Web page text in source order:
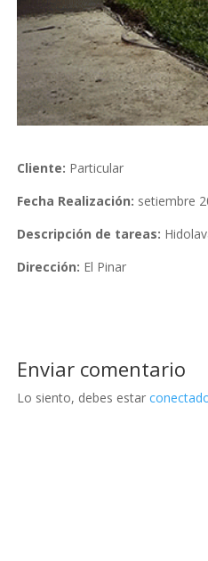
Cliente: Particular
Fecha Realización: setiembre
Descripción de tareas:
Dirección: El Pinar
Enviar comentario
Lo siento, debes estar